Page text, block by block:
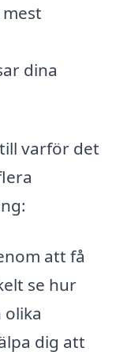
dina
varför det
att få
se hur
dig att